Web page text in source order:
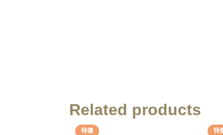
Related products
特價 特